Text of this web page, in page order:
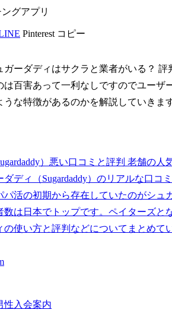
グアプリ
Pinterest コピー
ガーダディはサクラと業者がいる？
は百害あって一利なしですのでユー
な特徴があるのかを解説していきます
）悪い口コミと評判 老舗の
ディ（Sugardaddy）のリアルな口
パ活の初期から存在していたのがシ
数は日本でトップです。ペイターズ
の使い方と評判などについてまとめて
性入会案内